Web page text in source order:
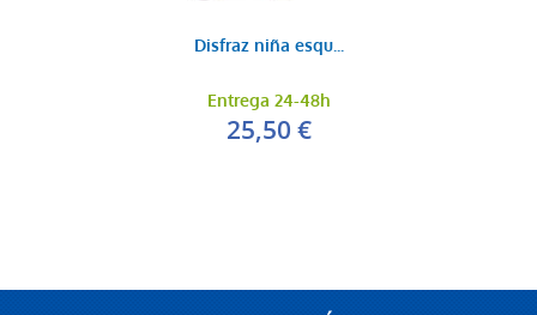
Disfraz niña esqu...
Entrega 24-48h
25,50 €